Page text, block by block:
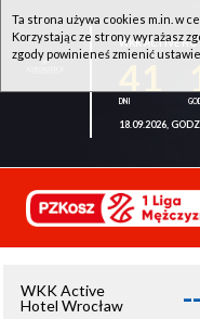
WKK ACTIVE
18.09.2026,
WKK Active
Hotel Wrocław
--
Ta strona używa cookies m.in. w
Korzystając ze strony wyrażasz
zgody powinieneś zmienić